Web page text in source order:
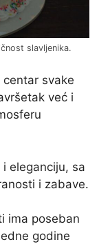
slavljenika.
svake
već i
eleganciju, sa
i zabave.
ima poseban
godine